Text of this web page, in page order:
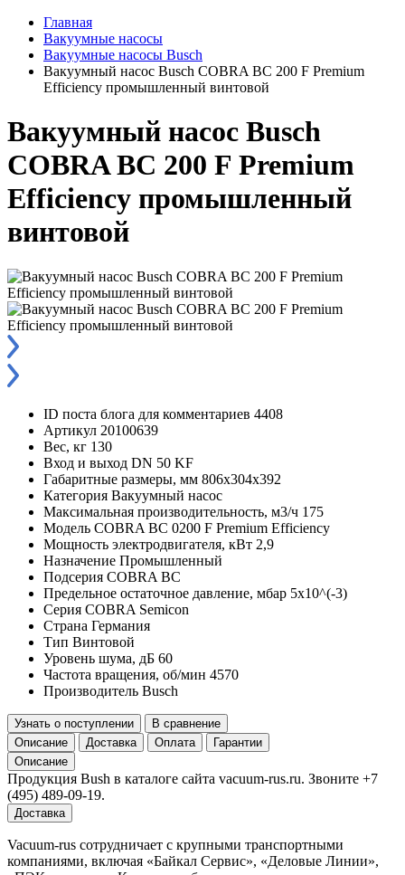
Главная
Вакуумные насосы
Вакуумные насосы Busch
Вакуумный насос Busch COBRA BC 200 F Premium
Efficiency промышленный винтовой
Вакуумный насос Busch
COBRA BC 200 F Premium
Efficiency промышленный
винтовой
ID поста блога для комментариев 4408
Артикул 20100639
Вес, кг 130
Вход и выход DN 50 KF
Габаритные размеры, мм 806x304x392
Категория Вакуумный насос
Максимальная производительность, м3/ч 175
Модель COBRA BC 0200 F Premium Efficiency
Мощность электродвигателя, кВт 2,9
Назначение Промышленный
Подсерия COBRA BC
Предельное остаточное давление, мбар 5x10^(-3)
Серия COBRA Semicon
Страна Германия
Тип Винтовой
Уровень шума, дБ 60
Частота вращения, об/мин 4570
Производитель Busch
Узнать о поступлении
В сравнение
Описание
Доставка Оплата
Гарантии
Описание
Продукция Bush в каталоге сайта vacuum-rus.ru. Звоните +7
(495) 489-09-19.
Доставка
Vacuum-rus сотрудничает с крупными транспортными
компаниями, включая «Байкал Сервис», «Деловые Линии»,